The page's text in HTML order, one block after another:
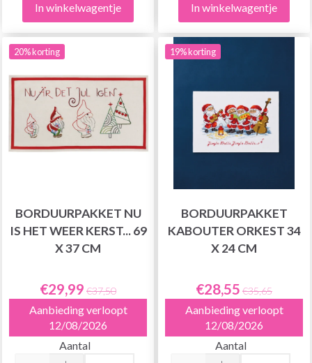
In winkelwagentje In winkelwagentje
20% korting
BORDUURPAKKET NU
IS HET WEER KERST... 69
X 37 CM
€29,99 €37,50
Aanbieding verloopt
12/08/2026
Aantal
19% korting
BORDUURPAKKET
KABOUTER ORKEST 34
X 24 CM
€28,55 €35,65
Aanbieding verloopt
12/08/2026
Aantal